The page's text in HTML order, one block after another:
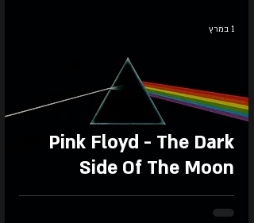
Pink Floyd - The Dark
Side Of The Moon
1 במרץ